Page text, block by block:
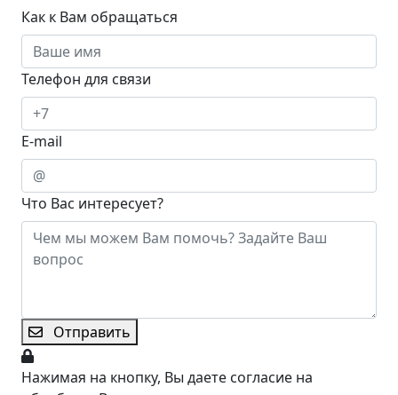
Как к Вам обращаться
Телефон для связи
E-mail
Что Вас интересует?
Отправить
Нажимая на кнопку, Вы даете согласие на